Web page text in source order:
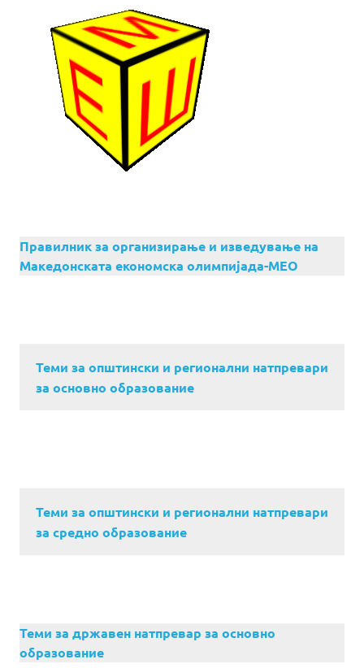
Правилник за организирање и изведување на
Македонската економска олимпијада-МЕО
Теми за општински и регионални натпревари
за основно образование
Теми за општински и регионални натпревари
за средно образование
Теми за државен натпревар за основно
образование